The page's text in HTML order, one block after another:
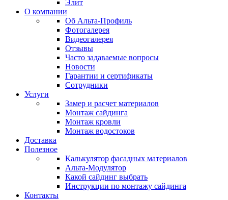
Элит
О компании
Об Альта-Профиль
Фотогалерея
Видеогалерея
Отзывы
Часто задаваемые вопросы
Новости
Гарантии и сертификаты
Сотрудники
Услуги
Замер и расчет материалов
Монтаж сайдинга
Монтаж кровли
Монтаж водостоков
Доставка
Полезное
Калькулятор фасадных материалов
Альта-Модулятор
Какой сайдинг выбрать
Инструкции по монтажу сайдинга
Контакты